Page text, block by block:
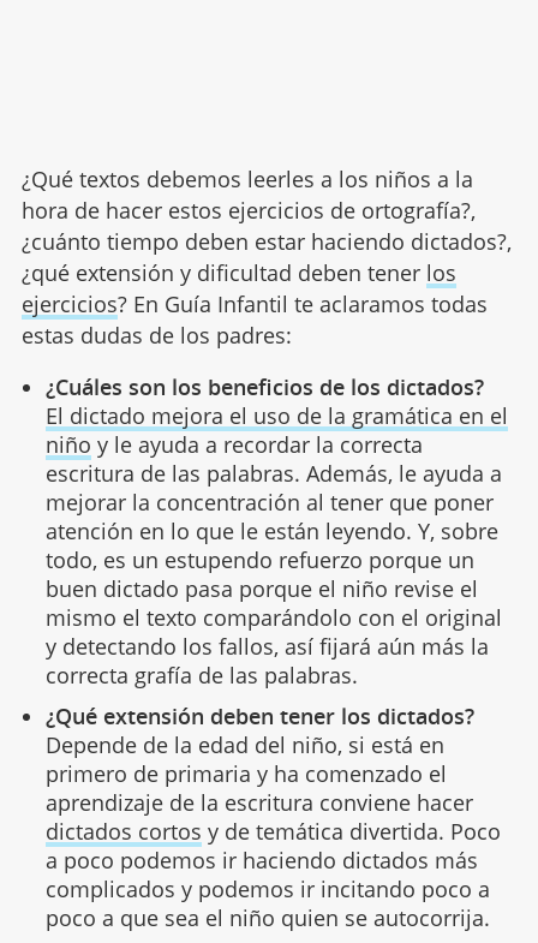
¿Qué textos debemos leerles a los niños a la
hora de hacer estos ejercicios de ortografía?,
¿cuánto tiempo deben estar haciendo dictados?,
¿qué extensión y dificultad deben tener los
ejercicios? En Guía Infantil te aclaramos todas
estas dudas de los padres:
¿Cuáles son los beneficios de los dictados?
El dictado mejora el uso de la gramática en el
niño y le ayuda a recordar la correcta
escritura de las palabras. Además, le ayuda a
mejorar la concentración al tener que poner
atención en lo que le están leyendo. Y, sobre
todo, es un estupendo refuerzo porque un
buen dictado pasa porque el niño revise el
mismo el texto comparándolo con el original
y detectando los fallos, así fijará aún más la
correcta grafía de las palabras.
¿Qué extensión deben tener los dictados?
Depende de la edad del niño, si está en
primero de primaria y ha comenzado el
aprendizaje de la escritura conviene hacer
dictados cortos y de temática divertida. Poco
a poco podemos ir haciendo dictados más
complicados y podemos ir incitando poco a
poco a que sea el niño quien se autocorrija.